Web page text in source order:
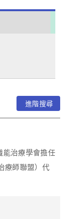
進階搜尋
治療學會擔任
療師聯盟）代